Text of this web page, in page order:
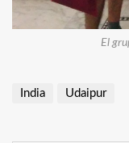
El
India Udaipur